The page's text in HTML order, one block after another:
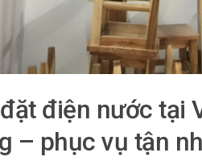
điện nước tại
– phục vụ tận